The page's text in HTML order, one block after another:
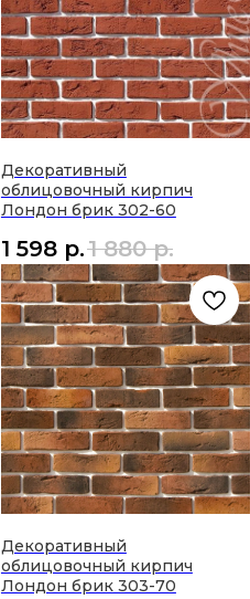
Декоративный
облицовочный кирпич
Лондон брик 302-60
1 598 р.1 880 р.
Декоративный
облицовочный кирпич
Лондон брик 303-70